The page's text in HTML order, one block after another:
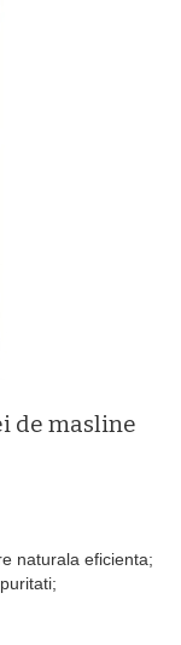
de masline
naturala eficienta;